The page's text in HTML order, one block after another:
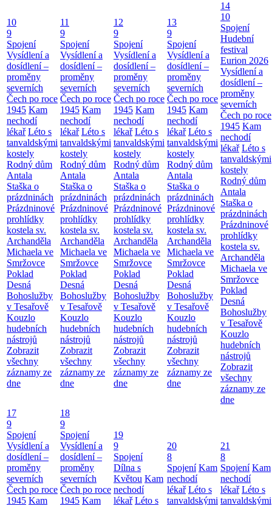
10
9
Spojení
Vysídlení a
dosídlení –
proměny
severních
Čech po roce
1945 Kam
nechodí
lékař Léto s
tanvaldskými
kostely
Rodný dům
Antala
Staška o
prázdninách
Prázdninové
prohlídky
kostela sv.
Archanděla
Michaela ve
Smržovce
Poklad
Desná
Bohoslužby
v Tesařově
Kouzlo
hudebních
nástrojů
Zobrazit
všechny
záznamy ze
dne
11
9
Spojení
Vysídlení a
dosídlení –
proměny
severních
Čech po roce
1945 Kam
nechodí
lékař Léto s
tanvaldskými
kostely
Rodný dům
Antala
Staška o
prázdninách
Prázdninové
prohlídky
kostela sv.
Archanděla
Michaela ve
Smržovce
Poklad
Desná
Bohoslužby
v Tesařově
Kouzlo
hudebních
nástrojů
Zobrazit
všechny
záznamy ze
dne
12
9
Spojení
Vysídlení a
dosídlení –
proměny
severních
Čech po roce
1945 Kam
nechodí
lékař Léto s
tanvaldskými
kostely
Rodný dům
Antala
Staška o
prázdninách
Prázdninové
prohlídky
kostela sv.
Archanděla
Michaela ve
Smržovce
Poklad
Desná
Bohoslužby
v Tesařově
Kouzlo
hudebních
nástrojů
Zobrazit
všechny
záznamy ze
dne
13
9
Spojení
Vysídlení a
dosídlení –
proměny
severních
Čech po roce
1945 Kam
nechodí
lékař Léto s
tanvaldskými
kostely
Rodný dům
Antala
Staška o
prázdninách
Prázdninové
prohlídky
kostela sv.
Archanděla
Michaela ve
Smržovce
Poklad
Desná
Bohoslužby
v Tesařově
Kouzlo
hudebních
nástrojů
Zobrazit
všechny
záznamy ze
dne
14
10
Spojení
Hudební
festival
Eurion 2026
Vysídlení a
dosídlení –
proměny
severních
Čech po roce
1945 Kam
nechodí
lékař Léto s
tanvaldskými
kostely
Rodný dům
Antala
Staška o
prázdninách
Prázdninové
prohlídky
kostela sv.
Archanděla
Michaela ve
Smržovce
Poklad
Desná
Bohoslužby
v Tesařově
Kouzlo
hudebních
nástrojů
Zobrazit
všechny
záznamy ze
dne
17
9
Spojení
Vysídlení a
dosídlení –
proměny
severních
Čech po roce
1945 Kam
18
9
Spojení
Vysídlení a
dosídlení –
proměny
severních
Čech po roce
1945 Kam
19
9
Spojení
Dílna s
Květou Kam
nechodí
lékař Léto s
20
8
Spojení Kam
nechodí
lékař Léto s
tanvaldskými
21
8
Spojení Kam
nechodí
lékař Léto s
tanvaldskými